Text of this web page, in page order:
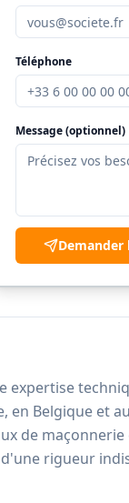
Téléphone
Message (optionnel)
Demander
expertise
en Belgique et
de maçonnerie
rigueur